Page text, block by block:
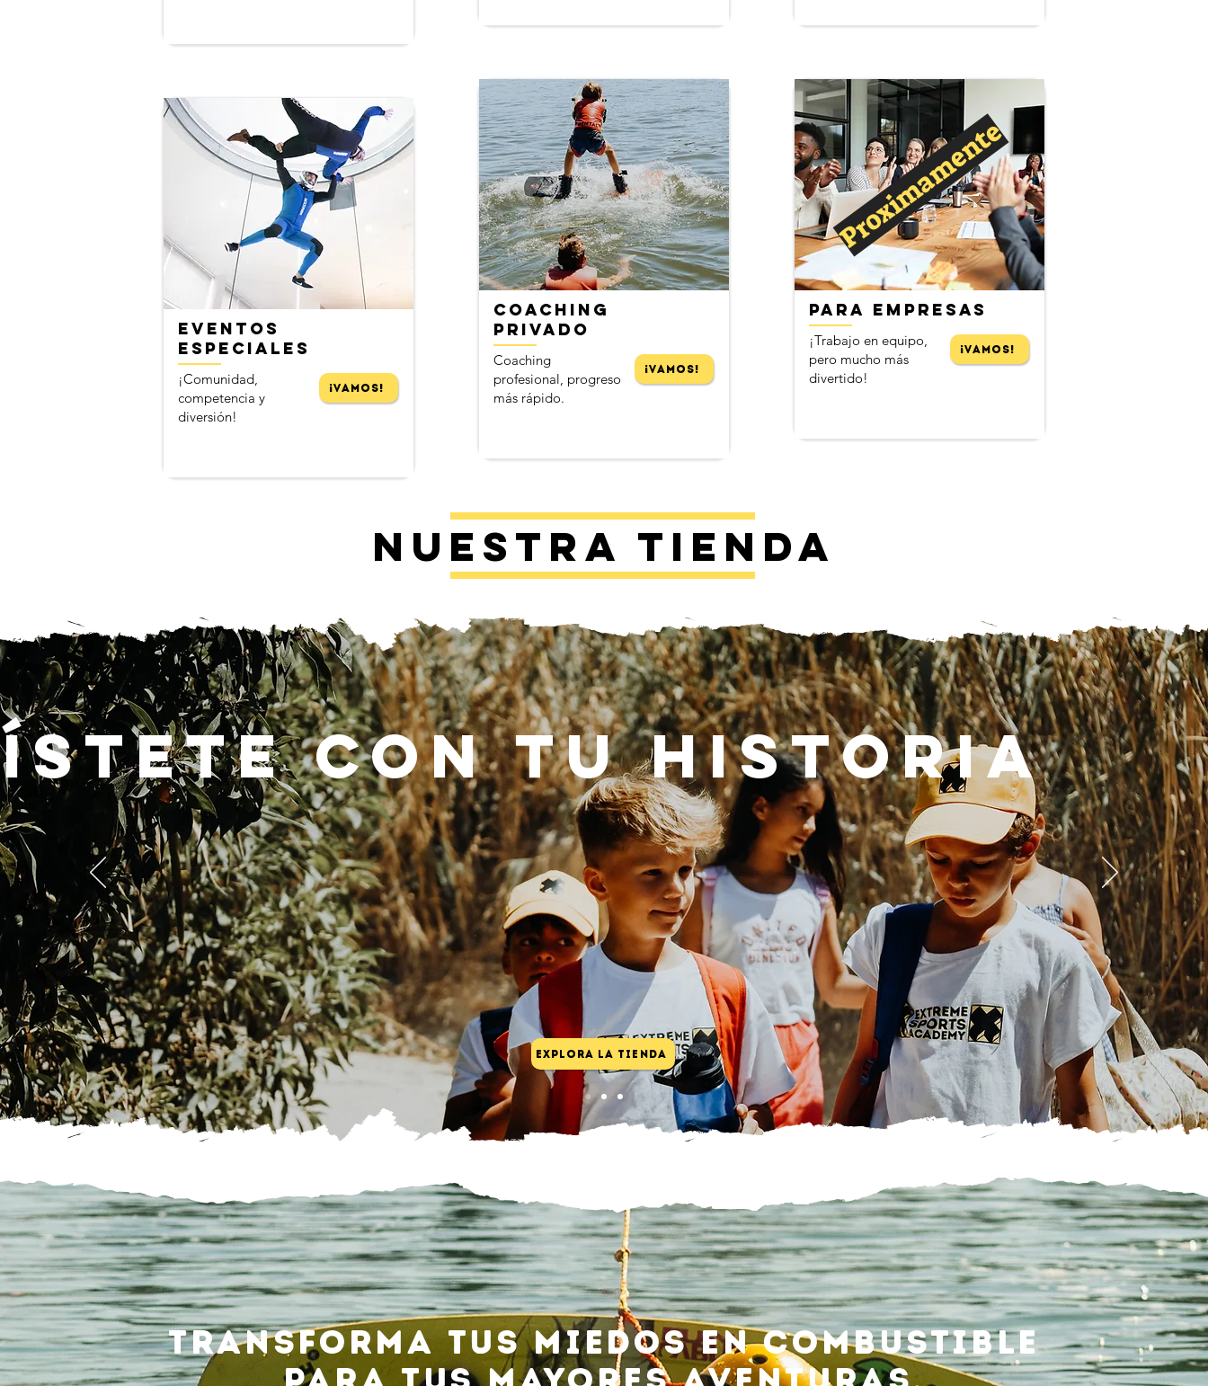
​
EVENTOS
ESPECIALES
¡Comunidad,
competencia y
diversión!
¡Vamos!
​
COACHING
PRIVADO
Coaching
profesional, progreso
más rápido.
¡Vamos!
Proximamente
PARA EMPRESAS
¡Trabajo en equipo,
pero mucho más
divertido!
¡Vamos!
Nuestra tienda
con tu historia
Explora la tienda
Transforma tus miedos en combustible